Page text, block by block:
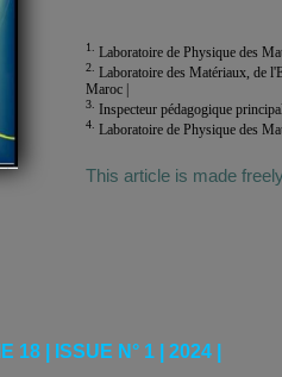
1. Laboratoire de Physique des
2. Laboratoire des Matériaux, de
Maroc |
3. Inspecteur pédagogique
4. Laboratoire de Physique des
This article is made
18 | ISSUE N° 1 | 2024 |